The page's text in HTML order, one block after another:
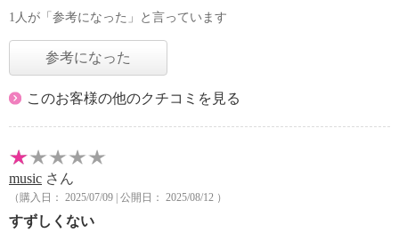
1人が「参考になった」と言っています
参考になった
このお客様の他のクチコミを見る
music さん
（購入日： 2025/07/09 | 公開日： 2025/08/12 ）
すずしくない